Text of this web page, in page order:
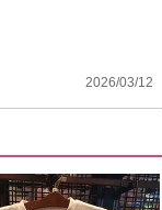
2026/03/12